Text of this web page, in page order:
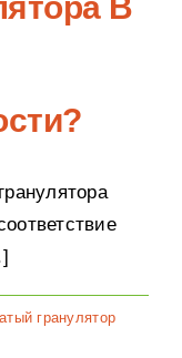
гранулятор